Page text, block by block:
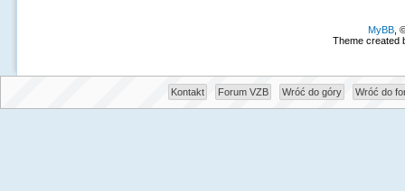
MyBB,
Theme created
Kontakt Forum VZB Wróć do góry Wróć do